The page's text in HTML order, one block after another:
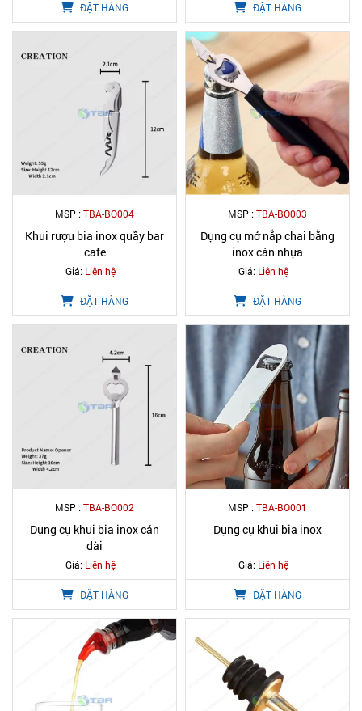
ĐẶT HÀNG ĐẶT HÀNG
MSP :TBA-BO004
Khui rượu bia inox quầy bar
cafe
Giá: Liên hệ
ĐẶT HÀNG
MSP :TBA-BO003
Dụng cụ mở nắp chai bằng
inox cán nhựa
Giá: Liên hệ
ĐẶT HÀNG
MSP :TBA-BO002
Dụng cụ khui bia inox cán
dài
Giá: Liên hệ
ĐẶT HÀNG
MSP :TBA-BO001
Dụng cụ khui bia inox
Giá: Liên hệ
ĐẶT HÀNG